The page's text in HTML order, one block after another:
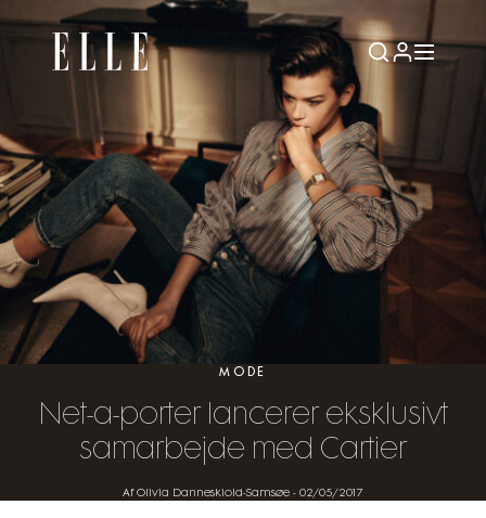
MODE
Net-a-porter lancerer eksklusivt
samarbejde med Cartier
Af Olivia Danneskiold-Samsøe - 02/05/2017